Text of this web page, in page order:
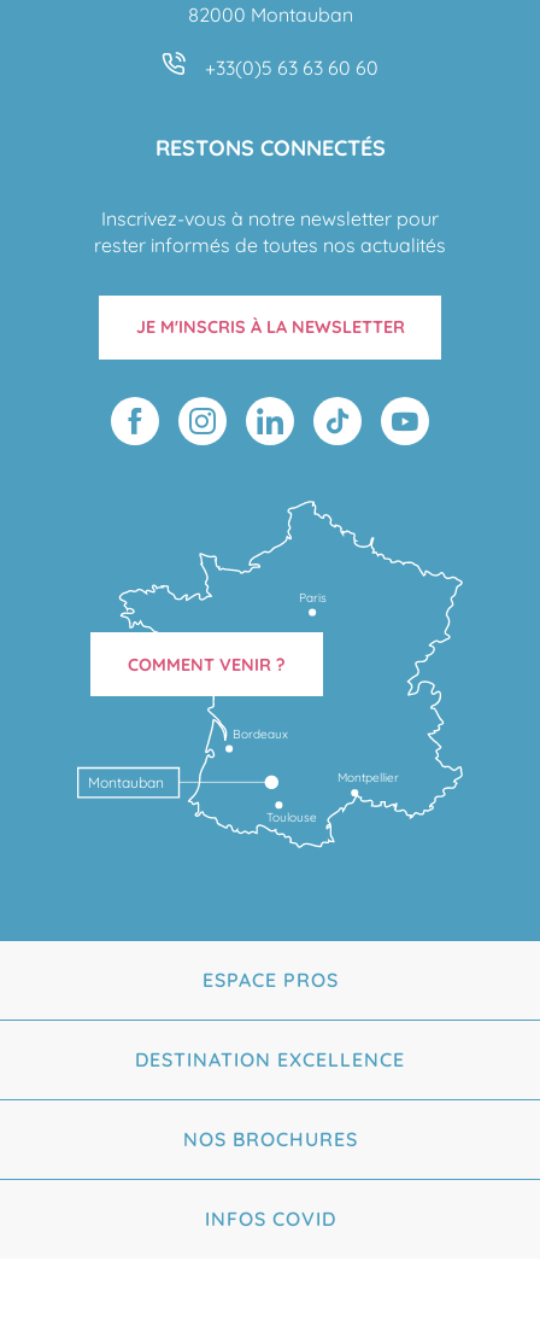
82000 Montauban
+33(0)5 63 63 60 60
RESTONS CONNECTÉS
Inscrivez-vous à notre newsletter pour
rester informés de toutes nos actualités
JE M'INSCRIS À LA NEWSLETTER
Toulouse
Montpellier
Bordeaux
Montauban
Paris
COMMENT VENIR ?
ESPACE PROS
DESTINATION EXCELLENCE
NOS BROCHURES
INFOS COVID